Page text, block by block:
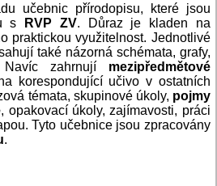
učebnic přírodopisu, které jsou
s RVP ZV. Důraz je kladen na
praktickou využitelnost. Jednotlivé
také názorná schémata, grafy,
zahrnujímezipředmětové
korespondující učivo v ostatních
témata, skupinové úkoly, pojmy
, opakovací úkoly, zajímavosti, práci
Tyto učebnice jsou zpracovány
.